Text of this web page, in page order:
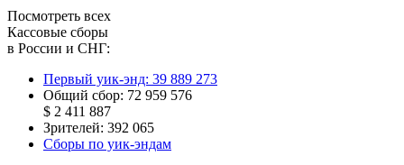
Посмотреть всех
Кассовые сборы
в России и СНГ:
Первый уик-энд: 39 889 273
Общий сбор: 72 959 576
$ 2 411 887
Зрителей: 392 065
Сборы по уик-эндам